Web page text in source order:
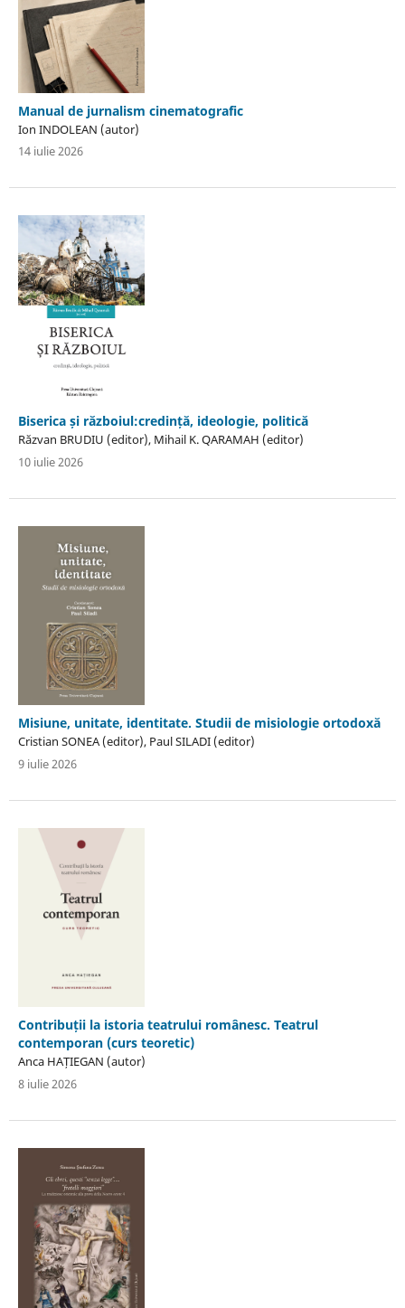
Manual de jurnalism cinematografic
Ion INDOLEAN (autor)
14 iulie 2026
Biserica și războiul:credință, ideologie, politică
Răzvan BRUDIU (editor), Mihail K. QARAMAH (editor)
10 iulie 2026
Misiune, unitate, identitate. Studii de misiologie ortodoxă
Cristian SONEA (editor), Paul SILADI (editor)
9 iulie 2026
Contribuții la istoria teatrului românesc. Teatrul
contemporan (curs teoretic)
Anca HAȚIEGAN (autor)
8 iulie 2026